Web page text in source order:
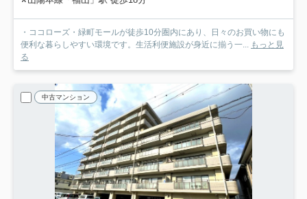
・ココローズ・緑町モールが徒歩10分圏内にあり、日々のお買い物にも
便利な暮らしやすい環境です。生活利便施設が身近に揃う一... もっと見
る
中古マンション